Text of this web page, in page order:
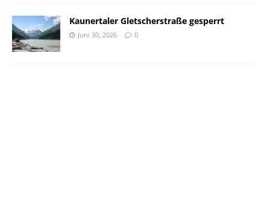
Kaunertaler Gletscherstraße gesperrt
Juni 30, 2026 0